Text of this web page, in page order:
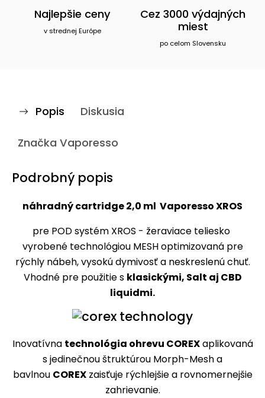
Najlepšie ceny
v strednej Európe
Cez 3000 výdajných
miest
po celom Slovensku
Popis Diskusia
Značka Vaporesso
Podrobný popis
náhradný cartridge 2,0 ml Vaporesso XROS
pre POD systém XROS - žeraviace teliesko
vyrobené technológiou MESH optimizovaná pre
rýchly nábeh, vysokú dymivosť a neskreslenú chuť.
Vhodné pre použitie s klasickými, Salt aj CBD
liquidmi.
Inovatívna technológia ohrevu COREXaplikovaná
s jedinečnou štruktúrou Morph-Mesh a
bavlnou COREXzaisťuje rýchlejšie a rovnomernejšie
zahrievanie.